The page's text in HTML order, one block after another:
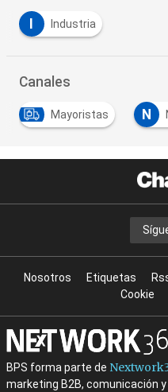
Industria
Canales
Mayoristas N
Nosotros Etiquetas
Cookie
BPS forma parte de
marketing B2B, comunicación